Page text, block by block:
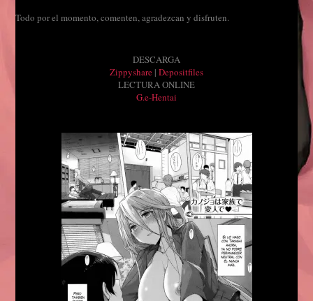
Todo por el momento, comenten, agradezcan y disfruten.
DESCARGA
Zippyshare | Depositfiles
LECTURA ONLINE
G.e-Hentai